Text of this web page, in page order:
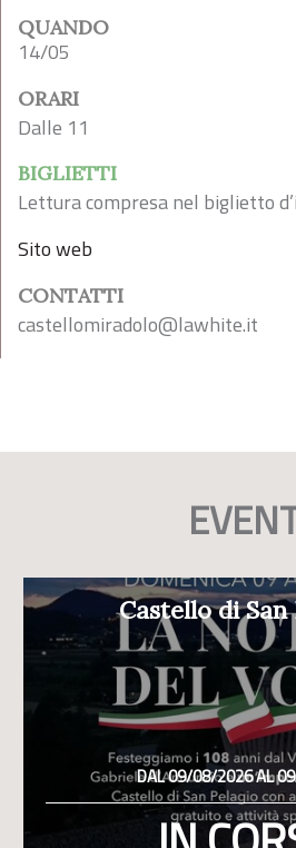
QUANDO
14/05
ORARI
Dalle 11
BIGLIETTI
Lettura compresa nel biglietto
Sito web
CONTATTI
castellomiradolo@lawhite.it
Castello di San
DAL 09/08/2026 AL